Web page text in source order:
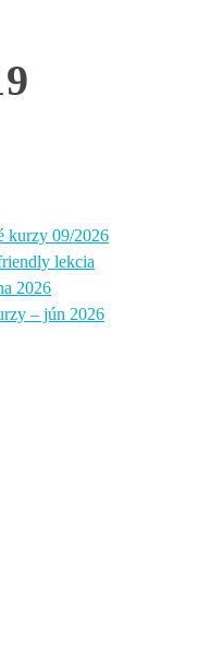
kurzy 09/2026
lekcia
2026
– jún 2026